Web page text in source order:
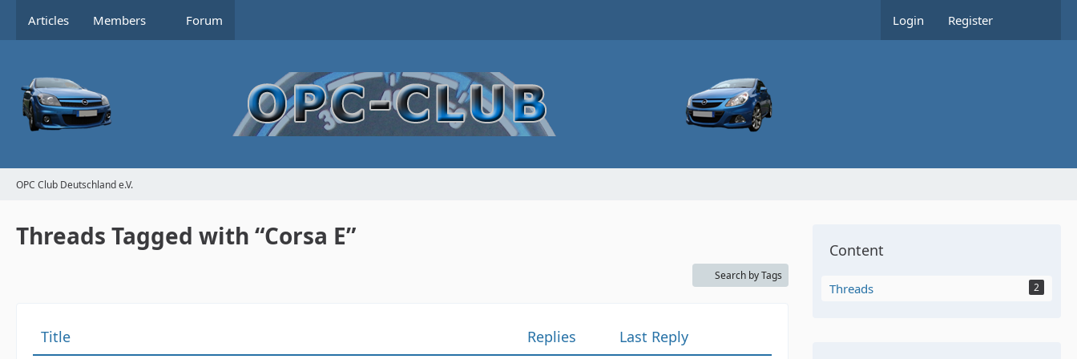
Articles Members Forum Login Register
OPC Club Deutschland e.V.
Threads Tagged with “Corsa E”
Search by Tags
Title Replies Last Reply
Content
Threads 2